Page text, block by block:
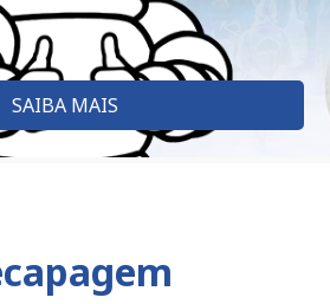
SAIBA MAIS